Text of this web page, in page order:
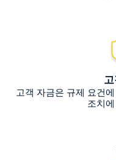
고객 자금은 규제 요건
조치